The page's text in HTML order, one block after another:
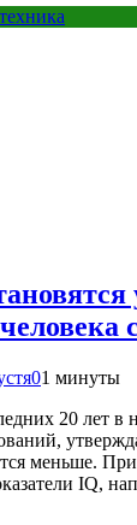
01 минуты
20 лет в
меньше.
IQ,